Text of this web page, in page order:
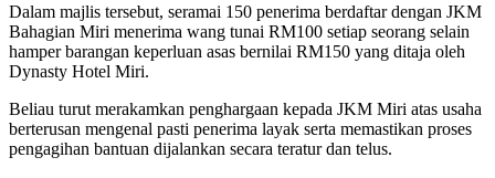
Dalam majlis tersebut, seramai 150 penerima berdaftar dengan JKM
Bahagian Miri menerima wang tunai RM100 setiap seorang selain
hamper barangan keperluan asas bernilai RM150 yang ditaja oleh
Dynasty Hotel Miri.
Beliau turut merakamkan penghargaan kepada JKM Miri atas usaha
berterusan mengenal pasti penerima layak serta memastikan proses
pengagihan bantuan dijalankan secara teratur dan telus.